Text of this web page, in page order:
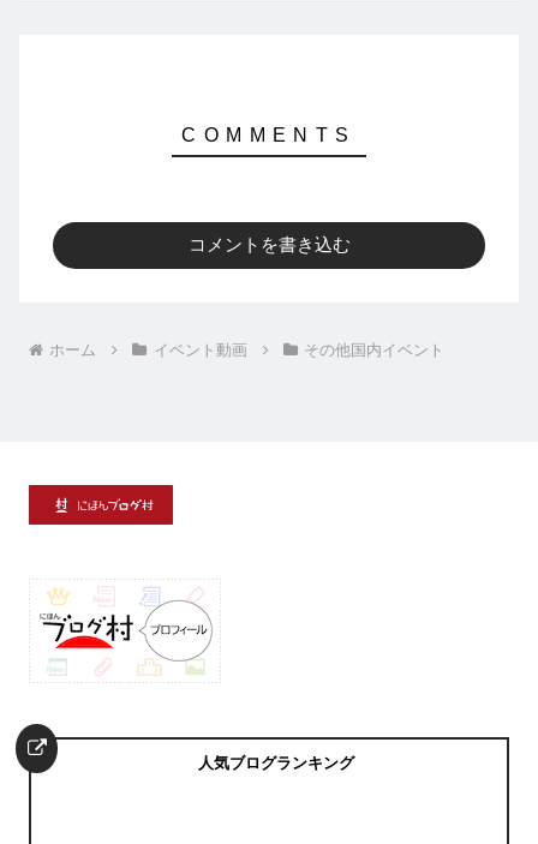
コメントを書き込む
ホーム イベント動画 その他国内イベント
人気ブログランキング